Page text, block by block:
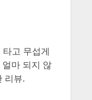
고 무섭게
마 되지 않
리뷰.